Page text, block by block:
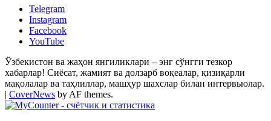
Telegram
Instagram
Facebook
YouTube
Ўзбекистон ва жаҳон янгиликлари – энг сўнгги тезкор
хабарлар! Сиёсат, жамият ва долзарб воқеалар, қизиқарли
мақолалар ва таҳлиллар, машҳур шахслар билан интервьюлар.
| CoverNews by AF themes.